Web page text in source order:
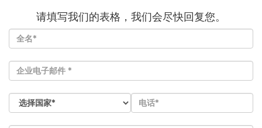
请填写我们的表格，我们会尽快回复您。